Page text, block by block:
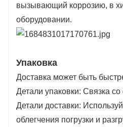
вызывающий коррозию, в
оборудовании.
Упаковка
Доставка может быть
Детали упаковки: Связка
Детали доставки:
облегчения погрузки и